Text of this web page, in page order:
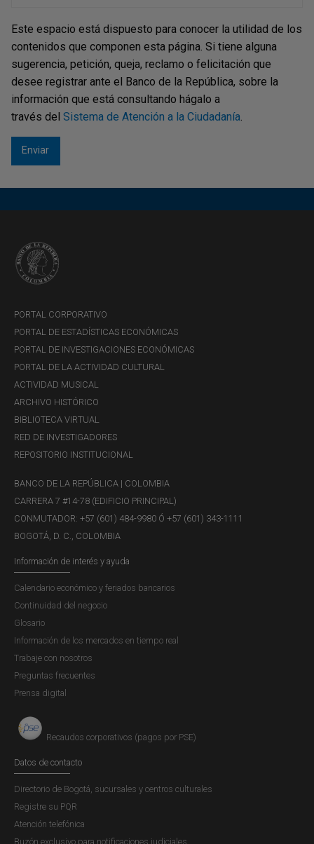
Este espacio está dispuesto para conocer la utilidad de los
contenidos que componen esta página. Si tiene alguna
sugerencia, petición, queja, reclamo o felicitación que
desee registrar ante el Banco de la República, sobre la
información que está consultando hágalo a
través del Sistema de Atención a la Ciudadanía.
PORTAL CORPORATIVO
PORTAL DE ESTADÍSTICAS ECONÓMICAS
PORTAL DE INVESTIGACIONES ECONÓMICAS
PORTAL DE LA ACTIVIDAD CULTURAL
ACTIVIDAD MUSICAL
ARCHIVO HISTÓRICO
BIBLIOTECA VIRTUAL
RED DE INVESTIGADORES
REPOSITORIO INSTITUCIONAL
BANCO DE LA REPÚBLICA | COLOMBIA
CARRERA 7 #14-78 (EDIFICIO PRINCIPAL)
CONMUTADOR: +57 (601) 484-9980 Ó +57 (601) 343-1111
BOGOTÁ, D. C., COLOMBIA
Información de interés y ayuda
Calendario económico y feriados bancarios
Continuidad del negocio
Glosario
Información de los mercados en tiempo real
Trabaje con nosotros
Preguntas frecuentes
Prensa digital
Recaudos corporativos (pagos por PSE)
Datos de contacto
Directorio de Bogotá, sucursales y centros culturales
Registre su PQR
Atención telefónica
Buzón exclusivo para notificaciones judiciales